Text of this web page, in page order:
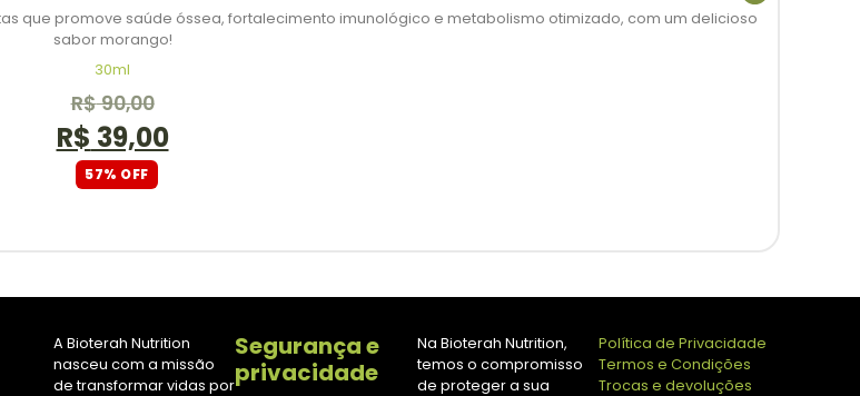
que promove saúde óssea, fortalecimento imunológico e metabolismo otimizado, com um delicioso
sabor morango!
30ml
R$90,00
R$ 39,00
57% OFF
A Bioterah Nutrition
nasceu com a missão
de transformar vidas por
Segurança e
privacidade
Na Bioterah Nutrition,
temos o compromisso
de proteger a sua
Política de Privacidade
Termos e Condições
Trocas e devoluções